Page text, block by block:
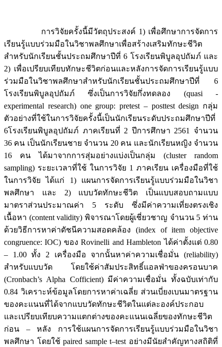
การวิจัยครั้งนี้มีวัตถุประสงค์ 1) เพื่อศึกษาการจัดการ
เรียนรู้แบบร่วมมือในวิชาพลศึกษาเพื่อสร้างเสริมทักษะชีวิต
สำหรับนักเรียนชั้นประถมศึกษาปีที่ 6 โรงเรียนพิบูลอุปถัมภ์ และ
2) เพื่อเปรียบเทียบทักษะชีวิตก่อนและหลังการจัดการเรียนรู้แบบ
ร่วมมือในวิชาพลศึกษาสำหรับนักเรียนชั้นประถมศึกษาปีที่ 6
โรงเรียนพิบูลอุปถัมภ์ ซึ่งเป็นการวิจัยกึ่งทดลอง (quasi -
experimental research) one group: pretest – posttest design กลุ่ม
ตัวอย่างที่ใช้ในการวิจัยครั้งนี้เป็นนักเรียนระดับประถมศึกษาปีที่
6โรงเรียนพิบูลอุปถัมภ์ ภาคเรียนที่ 2 ปีการศึกษา 2561 จำนวน
36 คน เป็นนักเรียนชาย จำนวน 20 คน และนักเรียนหญิง จำนวน
16 คน ได้มาจากการสุ่มอย่างแบ่งเป็นกลุ่ม (cluster random
sampling) ระยะเวลาที่ใช้ ในการวิจัย 1 ภาคเรียน เครื่องมือที่ใช้
ในการวิจัย ได้แก่ 1) แผนการจัดการเรียนรู้แบบร่วมมือในวิชา
พลศึกษา และ 2) แบบวัดทักษะชีวิต เป็นแบบสอบถามแบบ
มาตราส่วนประมาณค่า 5 ระดับ ซึ่งมีค่าความเที่ยงตรงเชิง
เนื้อหา (content validity) พิจารณาโดยผู้เชี่ยวชาญ จำนวน 5 ท่าน
ด้วยวิธีการหาค่าดัชนีความสอดคล้อง (index of item objective
congruence: IOC) ของ Rovinelli and Hambleton ได้ค่าตั้งแต่ 0.80
– 1.00 ทั้ง 2 เครื่องมือ จากนั้นหาค่าความเชื่อมั่น (reliability)
สำหรับแบบวัด โดยใช้ค่าสัมประสิทธิ์แอลฟ่าของครอนบาค
(Cronbach’s Alpha Cofficient) มีค่าความเชื่อมั่น ทั้งฉบับเท่ากับ
0.84 วิเคราะห์ข้อมูลโดยการหาค่าเฉลี่ย ส่วนเบี่ยงเบนมาตรฐาน
ของคะแนนที่ได้จากแบบวัดทักษะชีวิตในแต่ละองค์ประกอบ
และเปรียบเทียบความแตกต่างของคะแนนเฉลี่ยของทักษะชีวิต
ก่อน – หลัง การใช้แผนการจัดการเรียนรู้แบบร่วมมือในวิชา
พลศึกษา โดยใช้ paired sample t–test อย่างมีนัยสำคัญทางสถิติที่